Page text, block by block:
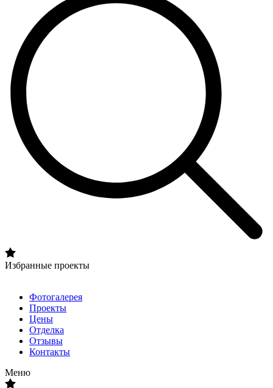
Избранные проекты
Фотогалерея
Проекты
Цены
Отделка
Отзывы
Контакты
Меню